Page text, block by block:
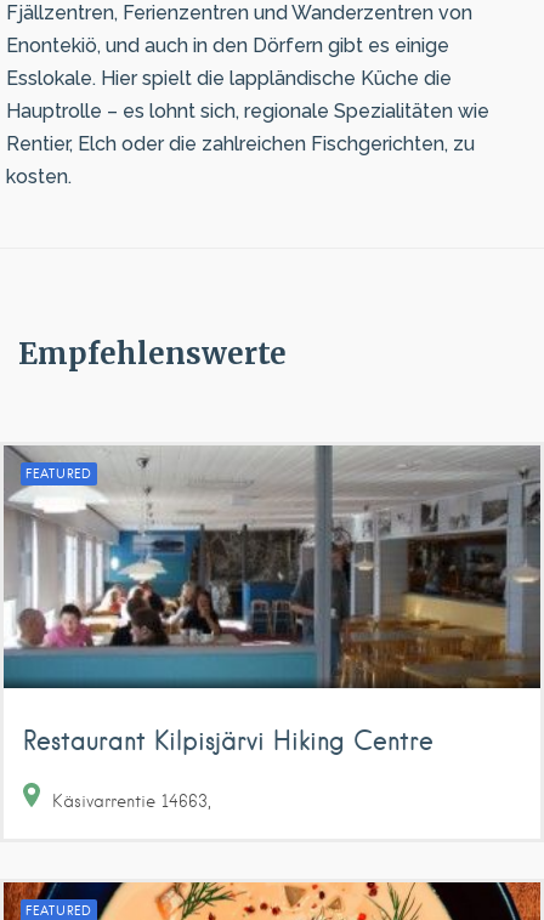
Fjällzentren, Ferienzentren und Wanderzentren von
Enontekiö, und auch in den Dörfern gibt es einige
Esslokale. Hier spielt die lappländische Küche die
Hauptrolle – es lohnt sich, regionale Spezialitäten wie
Rentier, Elch oder die zahlreichen Fischgerichten, zu
kosten.
Empfehlenswerte
FEATURED
Restaurant Kilpisjärvi Hiking Centre
Käsivarrentie 14663
FEATURED